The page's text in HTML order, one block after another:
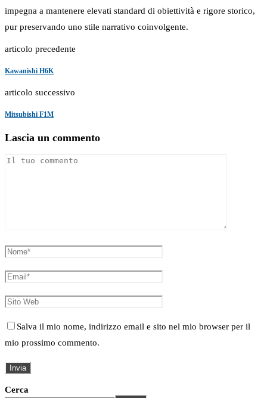
impegna a mantenere elevati standard di obiettività e rigore storico,
pur preservando uno stile narrativo coinvolgente.
articolo precedente
Kawanishi H6K
articolo successivo
Mitsubishi F1M
Lascia un commento
Salva il mio nome, indirizzo email e sito nel mio browser per il
mio prossimo commento.
Cerca